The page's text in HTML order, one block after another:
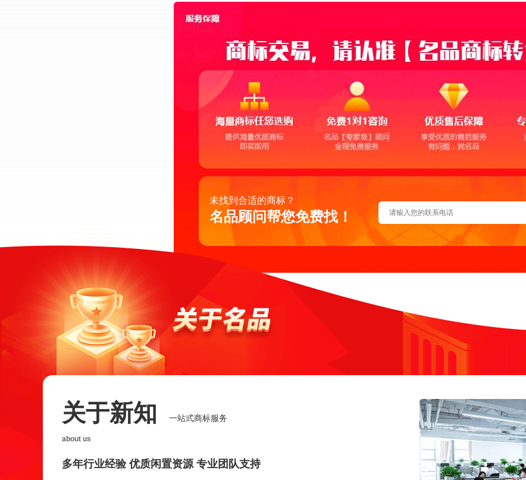
未找到合适的商标？
名品顾问帮您免费找！
关于新知 一站式商标服务
about us
多年行业经验 优质闲置资源 专业团队支持